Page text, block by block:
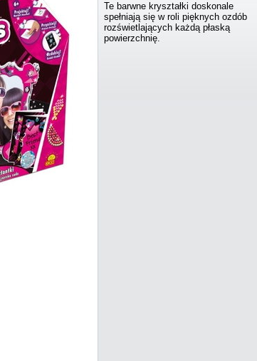
Te barwne kryształki doskonale
spełniają się w roli pięknych ozdób
rozświetlających każdą płaską
powierzchnię.